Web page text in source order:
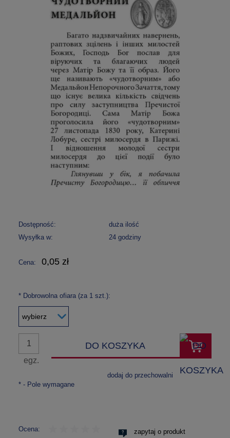
Dostępność:
duża ilość
Wysyłka w:
24 godziny
Cena: 0,05 zł
* Dobrowolna ofiara (za 1 szt.):
egz.
DO KOSZYKA
dodaj do przechowalni
* - Pole wymagane
Ocena:
zapytaj o produkt